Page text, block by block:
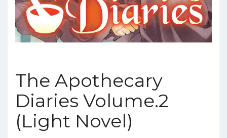
The Apothecary
Diaries Volume.2
(Light Novel)